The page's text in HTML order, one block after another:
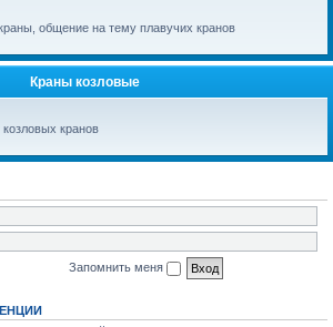
общение на тему плавучих кранов
Краны козловые
кранов
Запомнить меня